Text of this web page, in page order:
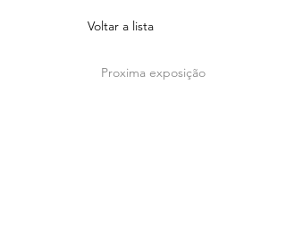
Voltar a lista
Proxima exposição